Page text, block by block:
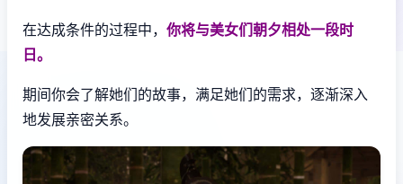
在达成条件的过程中， 你将与美女们朝夕相处一段时
日。
期间你会了解她们的故事，满足她们的需求，逐渐深入
地发展亲密关系。